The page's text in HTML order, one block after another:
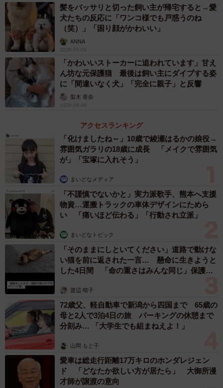
髪をバッサリと切った飼い主が帰宅すると→愛
犬たちの反応に「ワンコ様でも戸惑うのね
（笑）」「困り顔がかわいい」
ANNA
2026.08.06
「かわいいストーカーに追われています」甘え
ん坊な元保護猫 最後は飼い主にダイブする姿
に「間違いなく犬」「完全に親子」と反響
梨木 香奈
2026.08.06
アクセスランキング
「化けましたね～」10歳で綾瀬はるかの娘役→
雰囲気ガラリの18歳に成長 「メイクで雰囲気
が」「宝塚に入れそう」
まいどなメディア
「不謹慎でないかと」実力派歌手、熊本へ支援
物資…運搬トラックの車体デザインにためら
い 「痛いほど伝わる」「行動され立派」
まいどなトピック
「そのままにしといてください」道路で動けな
い猫を前に返された一言… 懸命に生きようと
した4日間 「命の重さはみんな同じ」保護団
渡辺 晴子
72歳父、軽自動車で新潟から四国まで 65歳の
母と2人で3泊4日の旅 パーキングの休憩まで
分刻み… 「大学生でも組まねえよ！」
山岡 もと子
愛車は総走行距離17万キロのホンダレジェン
ド 「どなたか欲しい方が居たら」 大御所漫
才師が譲渡の意向